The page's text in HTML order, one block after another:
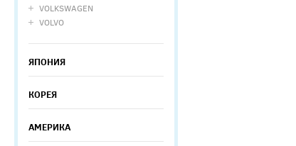
VOLKSWAGEN
VOLVO
ЯПОНИЯ
КОРЕЯ
АМЕРИКА